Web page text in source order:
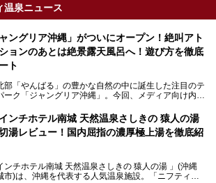
温泉ニュース
ャングリア沖縄」がついにオープン！絶叫アト
ョンのあとは絶景露天風呂へ！遊び方を徹底
ト
部「やんばる」の豊かな自然の中に誕生した注目のテ
ーク「ジャングリア沖縄」。今回、メディア向け内覧
の全貌をお届けすべく、見どころや料金、アクセス方
徹底解説していきます。
インチホテル南城 天然温泉さしきの 猿人の湯
湯レビュー！国内屈指の濃厚極上湯を徹底紹
ンチホテル南城 天然温泉さしきの 猿人の湯 」(沖縄
市)は、沖縄を代表する人気温泉施設。「ニフティ温